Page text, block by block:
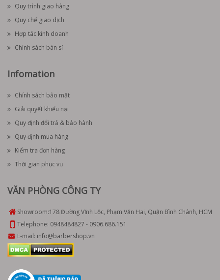
Quy trình giao hàng
Quy chế giao dịch
Hợp tác kinh doanh
Chính sách bán sỉ
Infomation
Chính sách bảo mật
Giải quyết khiếu nại
Quy định đổi trả & bảo hành
Quy định mua hàng
Kiểm tra đơn hàng
Thời gian phục vụ
VĂN PHÒNG CÔNG TY
Showroom:178 Đường Vĩnh Lộc, Phạm Văn Hai, Quận Bình Chánh, HCM
Telephone: 0948484827 - 0906.686.151
E-mail: info@barbershop.vn